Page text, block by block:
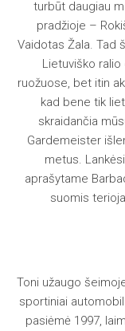
turbūt daugiau
pradžioje –
Vaidotas Žala. Tad
Lietuviško
ruožuose, bet itin
kad bene tik
skraidančia
Gardemeister
metus.
aprašytame
suomis
Toni užaugo
sportiniai
pasiėmė 1997,